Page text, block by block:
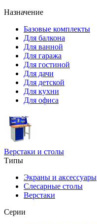
Назначение
Базовые комплекты
Для балкона
Для ванной
Для гаража
Для гостиной
Для дачи
Для детской
Для кухни
Для офиса
Верстаки и столы
Типы
Экраны и аксессуары
Слесарные столы
Верстаки
Серии